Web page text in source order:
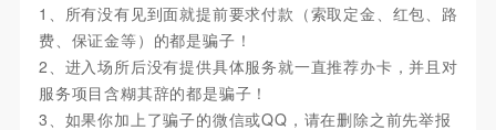
1、所有没有见到面就提前要求付款（索取定金、红包、路
费、保证金等）的都是骗子！
2、进入场所后没有提供具体服务就一直推荐办卡，并且对
服务项目含糊其辞的都是骗子！
3、如果你加上了骗子的微信或QQ，请在删除之前先举报